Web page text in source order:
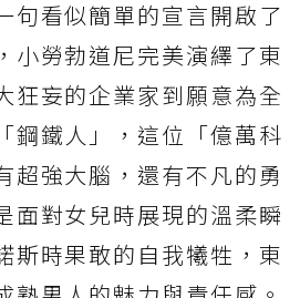
句看似簡單的宣言開啟了
小勞勃道尼完美演繹了東
狂妄的企業家到願意為全
鋼鐵人」，這位「億萬科
超強大腦，還有不凡的勇
面對女兒時展現的溫柔瞬
斯時果敢的自我犧牲，東